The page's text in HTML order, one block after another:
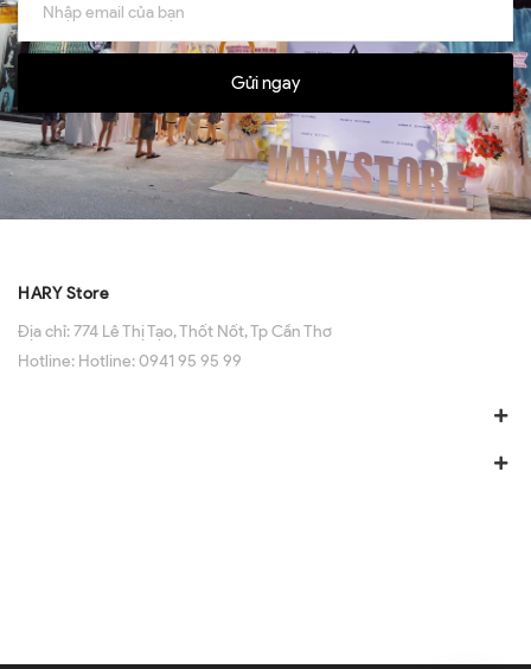
Gửi ngay
HARY Store
Địa chỉ:774 Lê Thị Tạo, Thốt Nốt, Tp Cần Thơ
Hotline: Hotline: 0941 95 95 99